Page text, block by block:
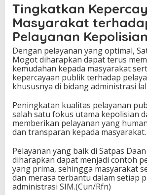
Tingkatkan
Masyarakat
Pelayanan Kepolisian
Dengan pelayanan yang optimal,
Mogot diharapkan dapat terus
kemudahan kepada masyarakat
kepercayaan publik terhadap
khususnya di bidang administrasi
Peningkatan kualitas pelayanan
salah satu fokus utama kepolisian
memberikan pelayanan yang
dan transparan kepada masyarakat.
Pelayanan yang baik di Satpas
diharapkan dapat menjadi contoh
yang prima, sehingga masyarakat
dan merasa terbantu dalam setiap
administrasi SIM.(Cun/Rfn)